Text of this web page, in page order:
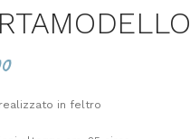
in feltro